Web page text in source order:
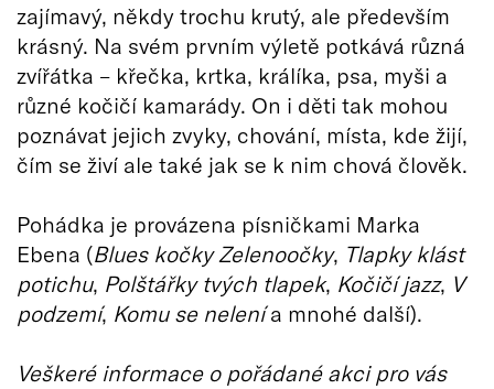
zajímavý, někdy trochu krutý, ale především
krásný. Na svém prvním výletě potkává různá
zvířátka – křečka, krtka, králíka, psa, myši a
různé kočičí kamarády. On i děti tak mohou
poznávat jejich zvyky, chování, místa, kde žijí,
čím se živí ale také jak se k nim chová člověk.
Pohádka je provázena písničkami Marka
Ebena (Blues kočky Zelenoočky, Tlapky klást
potichu, Polštářky tvých tlapek, Kočičí jazz, V
podzemí, Komu se nelenía mnohé další).
Veškeré informace o pořádané akci pro vás